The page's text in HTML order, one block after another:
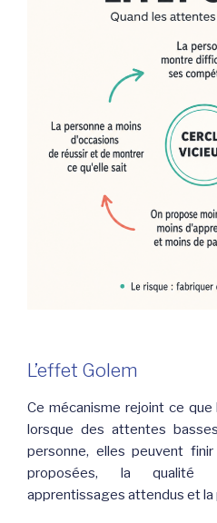
L’effet Golem
Ce mécanisme rejoint ce que
lorsque des attentes
personne, elles peuvent
proposées, la qualité
apprentissages attendus et